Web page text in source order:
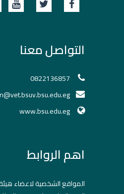
التواصل معنا
0822136857
www.bsu.edu.eg
اهم الروابط
المواقع الشخصية لاعضاء